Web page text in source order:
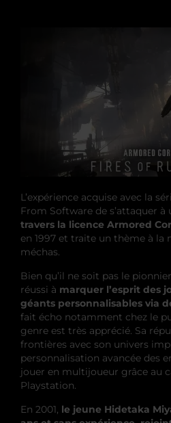
L’expérience acquise avec la
From Software de s’attaquer à
travers la licence Armored
en 1997 et traite un thème à la
méchas.
Bien qu’il ne soit pas le
réussi à marquer l’esprit des
géants personnalisables via
fait écho notamment chez le
genre est très apprécié. Sa
frontières avec son univers
personnalisation avancée des
jouer en multijoueur grâce au
Playstation.
En 2001, le jeune Hidetaka